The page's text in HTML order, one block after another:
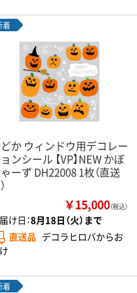
着
か ウィンドウ用デコレー
ンシール 【VP】NEW かぼ
ーず DH22008 1枚（直送
￥15,000（税込）
け日：8月18日（火）まで
直送品 デコラヒロバからお
着